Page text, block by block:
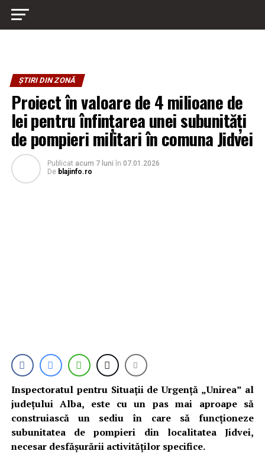
ȘTIRI DIN ZONĂ
Proiect în valoare de 4 milioane de
lei pentru înfințarea unei subunități
de pompieri militari în comuna Jidvei
Publicat acum 7 luni în 07.01.2026
De blajinfo.ro
Inspectoratul pentru Situații de Urgență „Unirea” al
județului Alba, este cu un pas mai aproape să
construiască un sediu în care să funcționeze
subunitatea de pompieri din localitatea Jidvei,
necesar desfășurării activităților specifice.